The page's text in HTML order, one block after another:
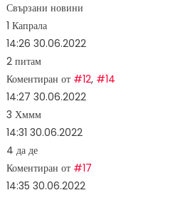
Свързани новини
1 Капрала
14:26 30.06.2022
2 питам
Коментиран от #12, #14
14:27 30.06.2022
3 Хммм
14:31 30.06.2022
4 да де
Коментиран от #17
14:35 30.06.2022